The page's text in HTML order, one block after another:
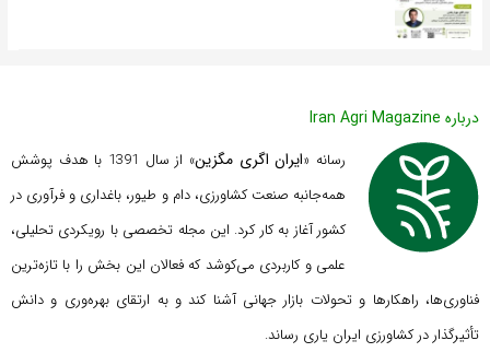
درباره Iran Agri Magazine
رسانه «ایران اگری مگزین
» از سال 1391 با هدف پوشش
همه‌جانبه صنعت کشاورزی، دام و طیور، باغداری و فرآوری در
کشور آغاز به کار کرد. این مجله تخصصی با رویکردی تحلیلی،
علمی و کاربردی می‌کوشد که فعالان این بخش را با تازه‌ترین
فناوری‌ها، راهکارها و تحولات بازار جهانی آشنا کند و به ارتقای بهره‌وری و دانش
تأثیرگذار در کشاورزی ایران یاری رساند.